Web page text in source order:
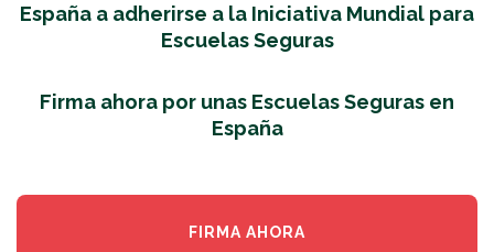
España a adherirse a la Iniciativa Mundial para
Escuelas Seguras
Firma ahora por unas Escuelas Seguras en
España
FIRMA AHORA